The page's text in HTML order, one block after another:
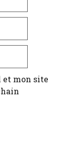
et mon site